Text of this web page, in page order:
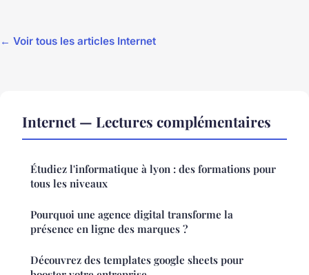
← Voir tous les articles Internet
Internet — Lectures complémentaires
Étudiez l'informatique à lyon : des formations pour
tous les niveaux
Pourquoi une agence digital transforme la
présence en ligne des marques ?
Découvrez des templates google sheets pour